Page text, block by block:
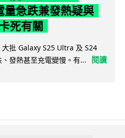
急跌兼發熱疑與
死有關
批 Galaxy S25 Ultra 及 S24
發熱甚至充電變慢。有...
閱讀